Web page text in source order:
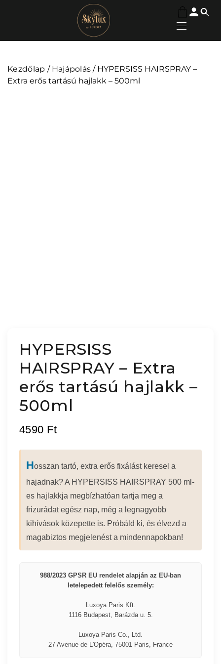
Kezdőlap / Hajápolás / HYPERSISS HAIRSPRAY –
Extra erős tartású hajlakk – 500ml
HYPERSISS
HAIRSPRAY – Extra
erős tartású hajlakk –
500ml
4590 Ft
Hosszan tartó, extra erős fixálást keresel a
hajadnak? A HYPERSISS HAIRSPRAY 500 ml-
es hajlakkja megbízhatóan tartja meg a
frizurádat egész nap, még a legnagyobb
kihívások közepette is. Próbáld ki, és élvezd a
magabiztos megjelenést a mindennapokban!
988/2023 GPSR EU rendelet alapján az EU-ban
letelepedett felelős személy:
Luxoya Paris Kft.
1116 Budapest, Barázda u. 5.
Luxoya Paris Co., Ltd.
27 Avenue de L'Opéra, 75001 Paris, France